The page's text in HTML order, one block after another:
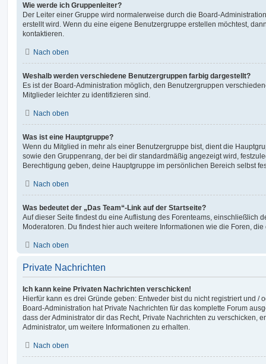
Wie werde ich Gruppenleiter?
Der Leiter einer Gruppe wird normalerweise durch die Board-
erstellt wird. Wenn du eine eigene Benutzergruppe erstellen möchtest,
kontaktieren.
Nach oben
Weshalb werden verschiedene Benutzergruppen farbig dargestellt?
Es ist der Board-Administration möglich, den Benutzergruppen
Mitglieder leichter zu identifizieren sind.
Nach oben
Was ist eine Hauptgruppe?
Wenn du Mitglied in mehr als einer Benutzergruppe bist, dient die
sowie den Gruppenrang, der bei dir standardmäßig angezeigt wird,
Berechtigung geben, deine Hauptgruppe im persönlichen Bereich selbst
Nach oben
Was bedeutet der „Das Team“-Link auf der Startseite?
Auf dieser Seite findest du eine Auflistung des Forenteams, einschließlich
Moderatoren. Du findest hier auch weitere Informationen wie die Foren,
Nach oben
Private Nachrichten
Ich kann keine Privaten Nachrichten verschicken!
Hierfür kann es drei Gründe geben: Entweder bist du nicht registriert und /
Board-Administration hat Private Nachrichten für das komplette Forum
dass der Administrator dir das Recht, Private Nachrichten zu verschicken,
Administrator, um weitere Informationen zu erhalten.
Nach oben